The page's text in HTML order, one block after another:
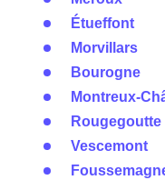
Étueffont
Morvillars
Bourogne
Montreux-
Rougegoutte
Vescemont